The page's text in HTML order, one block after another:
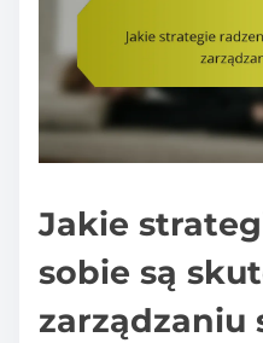
Jakie
sobie są
zarządzaniu